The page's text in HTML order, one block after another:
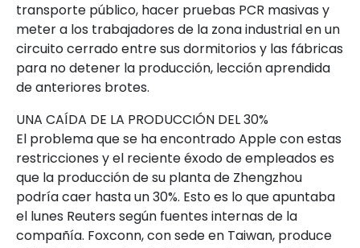
transporte público, hacer pruebas PCR masivas y
meter a los trabajadores de la zona industrial en un
circuito cerrado entre sus dormitorios y las fábricas
para no detener la producción, lección aprendida
de anteriores brotes.
UNA CAÍDA DE LA PRODUCCIÓN DEL 30%
El problema que se ha encontrado Apple con estas
restricciones y el reciente éxodo de empleados es
que la producción de su planta de Zhengzhou
podría caer hasta un 30%. Esto es lo que apuntaba
el lunes Reuters según fuentes internas de la
compañía. Foxconn, con sede en Taiwan, produce